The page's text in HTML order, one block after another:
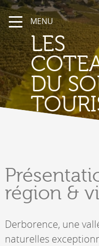
MENU
LES
DU
région &
Derborence, une
naturelles